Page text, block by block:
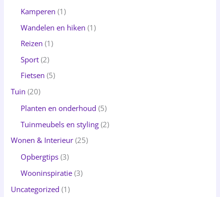
Kamperen (1)
Wandelen en hiken (1)
Reizen (1)
Sport (2)
Fietsen (5)
Tuin (20)
Planten en onderhoud (5)
Tuinmeubels en styling (2)
Wonen & Interieur (25)
Opbergtips (3)
Wooninspiratie (3)
Uncategorized (1)